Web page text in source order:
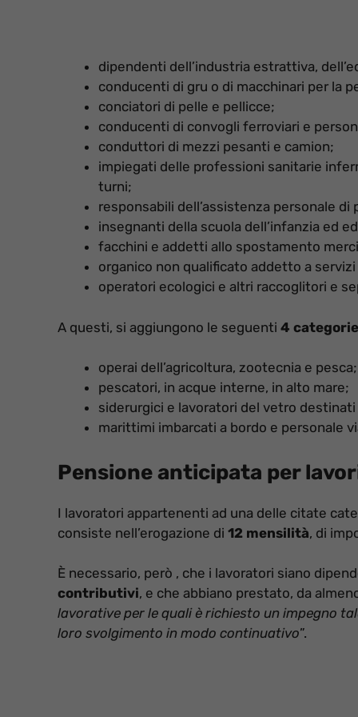
dipendenti dell’industria estrattiva,
conducenti di gru o di macchinari per la
conciatori di pelle e pellicce;
conducenti di convogli ferroviari e
conduttori di mezzi pesanti e camion;
impiegati delle professioni sanitarie
turni;
responsabili dell’assistenza personale
insegnanti della scuola dell’infanzia ed
facchini e addetti allo spostamento
organico non qualificato addetto a servizi
operatori ecologici e altri raccoglitori e
A questi, si aggiungono le seguenti 4 categorie
operai dell’agricoltura, zootecnia e pesca;
pescatori, in acque interne, in alto mare;
siderurgici e lavoratori del vetro
marittimi imbarcati a bordo e personale
Pensione anticipata per
I lavoratori appartenenti ad una delle citate
consiste nell’erogazione di 12 mensilità, di
È necessario, però , che i lavoratori siano
contributivi, e che abbiano prestato, da
lavorative per le quali è richiesto un impegno
loro svolgimento in modo continuativo”.